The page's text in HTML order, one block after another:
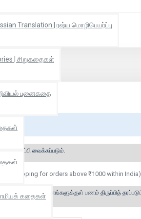
Translation | ரஷ்ய மொழிபெயர்ப்பு
| சிறுகதைகள்
புனைகதை
கதைகள்
Back
அடையாளம் பதிப்பகம்
அனுப்பி வைக்கப்படும்.
shipping for orders above ₹1000 within India)
என்றால் 10 தினங்களுக்குள் பணம் திருப்பித்